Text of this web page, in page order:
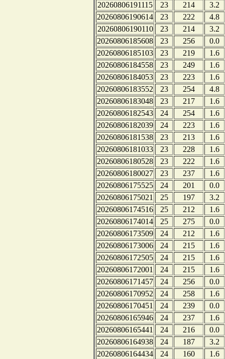
20260806191115
23 214
3.2
20260806190614
23 222
4.8
20260806190110
23 214
3.2
20260806185608
23 256
0.0
20260806185103
23 219
1.6
20260806184558
23 249
1.6
20260806184053
23 223
1.6
20260806183552
23 254
4.8
20260806183048
23 217
1.6
20260806182543
24 254
1.6
20260806182039
24 223
1.6
20260806181538
23 213
1.6
20260806181033
23 228
1.6
20260806180528
23 222
1.6
20260806180027
23 237
1.6
20260806175525
24 201
0.0
20260806175021
25 197
3.2
20260806174516
25 212
1.6
20260806174014
25 275
0.0
20260806173509
24 212
1.6
20260806173006
24 215
1.6
20260806172505
24 215
1.6
20260806172001
24 215
1.6
20260806171457
24 256
0.0
20260806170952
24 258
1.6
20260806170451
24 239
0.0
20260806165946
24 237
1.6
20260806165441
24 216
0.0
20260806164938
24 187
3.2
20260806164434
24 160
1.6